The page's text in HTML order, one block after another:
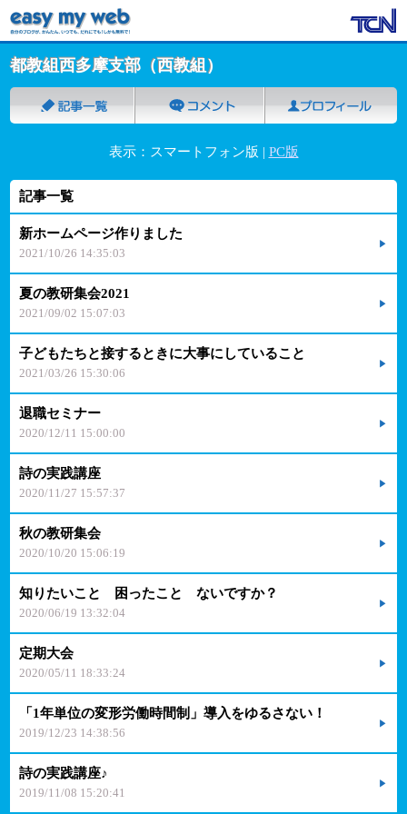
都教組西多摩支部（西教組）
表示：スマートフォン版 | PC版
記事一覧
新ホームページ作りました
2021/10/26 14:35:03
夏の教研集会2021
2021/09/02 15:07:03
子どもたちと接するときに大事にしていること
2021/03/26 15:30:06
退職セミナー
2020/12/11 15:00:00
詩の実践講座
2020/11/27 15:57:37
秋の教研集会
2020/10/20 15:06:19
知りたいこと 困ったこと ないですか？
2020/06/19 13:32:04
定期大会
2020/05/11 18:33:24
「1年単位の変形労働時間制」導入をゆるさない！
2019/12/23 14:38:56
詩の実践講座♪
2019/11/08 15:20:41